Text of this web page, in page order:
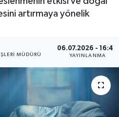
artırmaya yönelik
MÜDÜRÜ
06.07.2026 - 16:40
YAYINLANMA